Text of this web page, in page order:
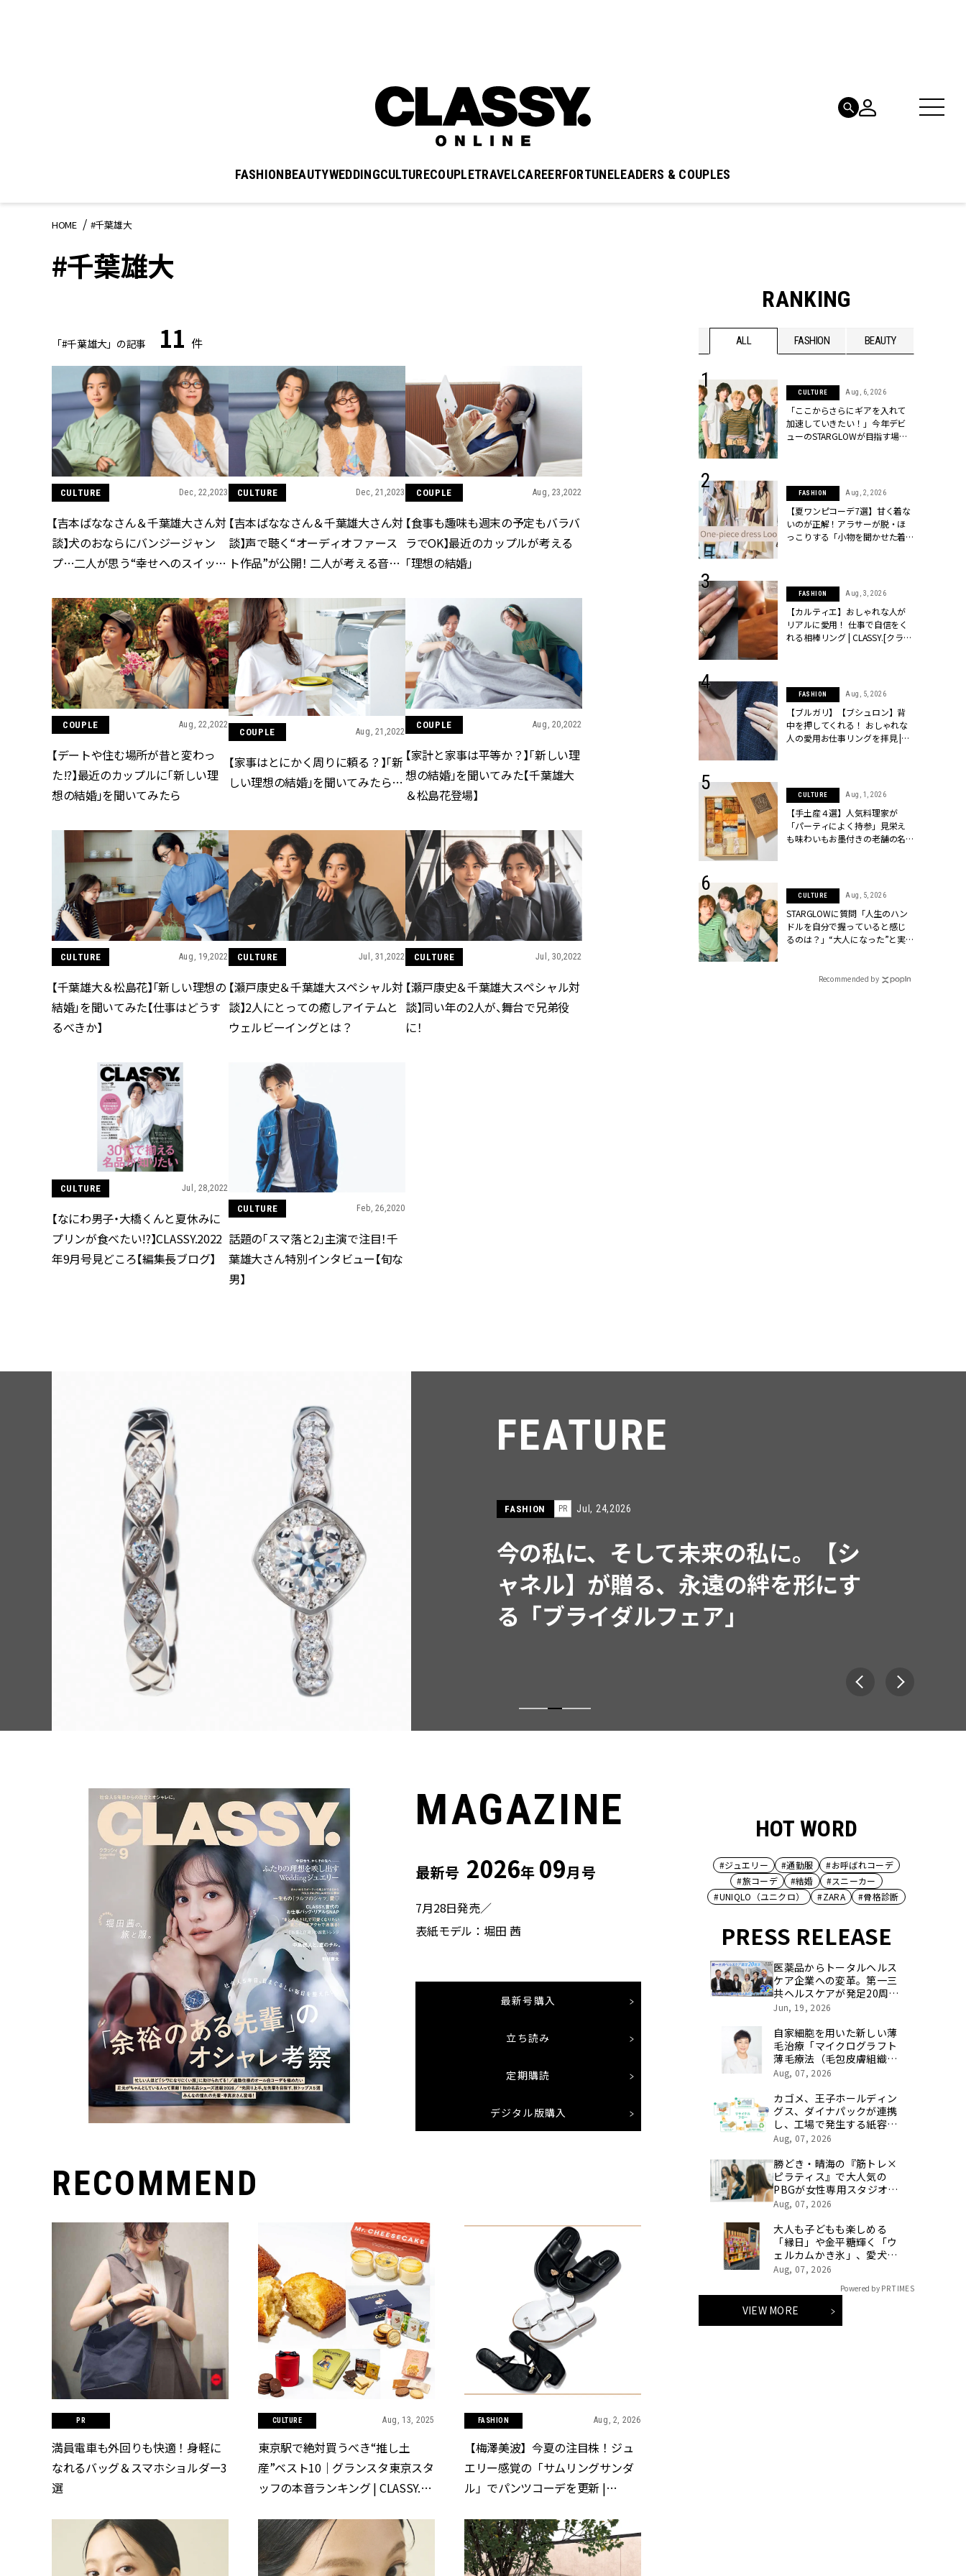
FASHIONBEAUTYWEDDINGCULTURECOUPLETRAVELCAREERFORTUNELEADERS & COUPLES
HOME #千葉雄大
#千葉雄大
「#千葉雄大」の記事 11 件
CULTURE Dec, 22,2023
【吉本ばななさん＆千葉雄大さん対
談】犬のおならにバンジージャン
プ…二人が思う“幸せへのスイッ
CULTURE Dec, 21,2023
【吉本ばななさん＆千葉雄大さん対
談】声で聴く“オーディオファース
ト作品”が公開！ 二人が考える音声
COUPLE Aug, 23,2022
【食事も趣味も週末の予定もバラバ
ラでOK】最近のカップルが考える
「理想の結婚」
COUPLE Aug, 22,2022
【デートや住む場所が昔と変わっ
た!?】最近のカップルに「新しい理
想の結婚」を聞いてみたら
COUPLE Aug, 21,2022
【家事はとにかく周りに頼る？】「新
しい理想の結婚」を聞いてみたら…
COUPLE Aug, 20,2022
【家計と家事は平等か？】「新しい理
想の結婚」を聞いてみた【千葉雄大
＆松島花登場】
CULTURE Aug, 19,2022
【千葉雄大＆松島花】「新しい理想の
結婚」を聞いてみた【仕事はどうす
るべきか】
CULTURE Jul, 31,2022
【瀬戸康史＆千葉雄大スペシャル対
談】2人にとっての癒しアイテムと
ウェルビーイングとは？
CULTURE Jul, 30,2022
【瀬戸康史＆千葉雄大スペシャル対
談】同い年の2人が、舞台で兄弟役
に！
CULTURE Jul, 28,2022
【なにわ男子・大橋くんと夏休みに
プリンが食べたい!?】CLASSY.2022
年9月号見どころ【編集長ブログ】
CULTURE Feb, 26,2020
話題の「スマ落と2」主演で注目！千
葉雄大さん特別インタビュー【旬な
男】
RANKING
ALL FASHION BEAUTY
BEAUTY Aug, 5, 2026
忙しい毎日に「うるおいター
ボ」を。新【SOFINA BASIC＋】
のお手入れでうるおってなめら
かな肌を目指す | CLASSY.[クラッ
シィ]
BEAUTY Aug, 6, 2026
ない！アラサーのまとめ髪が垢
抜ける「即戦力アクセ」たち |
CLASSY.[クラッシィ]
冷房・紫外線etc...「夏の隠れ乾
燥」を防ぐ【ベタつかない名品
クリーム】3選＜30代のベストコ
スメ＞ | CLASSY.[クラッシィ]
Nov, 17, 2025
【落ちない名品リップ10選】塗
り直しできない・皮むけしやす
いetc.悩みをクリア | CLASSY.[ク
Aug, 5, 2026
神コスメ３選 | CLASSY.[クラッシ
ィ]
BEAUTY Jul, 13, 2026
朝の“寝ぐせ直し”はもういらな
い！夜に仕込む「ヘアケア家
電」3選 | CLASSY.[クラッシィ]
存在感が際立つ！ポメラートの
目 | CLASSY.[クラッシィ]
正解！ | CLASSY.[クラッシィ]
WEDDING
【結婚指輪】人気ブランドのリ
ング22選｜20〜30代カップルの
ィ]
を『マリッジ』に選ぶ人増えて
ます！ | CLASSY.[クラッシィ]
“キャトル”で人気急上昇【ブシ
ュロン】の『ブライダルリン
グ』は普段使いもしやすい！ |
CLASSY.[クラッシィ]
CULTURE Aug, 6, 2026
「ここからさらにギアを入れて
加速していきたい！」今年デビ
ューのSTARGLOWが目指す場所
FASHION Aug, 2, 2026
【夏ワンピコーデ7選】甘く着な
いのが正解！アラサーが脱・ほ
っこりする「小物を聞かせた着
FASHION Aug, 3, 2026
【カルティエ】おしゃれな人が
リアルに愛用！ 仕事で自信をく
れる相棒リング | CLASSY.[クラッ
FASHION Aug, 5, 2026
【ブルガリ】【ブシュロン】背
中を押してくれる！ おしゃれな
人の愛用お仕事リングを拝見 |
CULTURE Aug, 1, 2026
【手土産４選】人気料理家が
「パーティによく持参」見栄え
も味わいもお墨付きの老舗の名
CULTURE Aug, 5, 2026
STARGLOWに質問「人生のハン
ドルを自分で握っていると感じ
るのは？」“大️人になった”と実
CLASSY.[クラッシィ]
Recommended by
FEATURE
FASHION PR Jul, 24,2026
今の私に、そして未来の私に。【シ
ャネル】が贈る、永遠の絆を形にす
る「ブライダルフェア」
MAGAZINE
最新号 2026年 09月号
7月28日発売／
表紙モデル：堀田 茜
最新号購入
立ち読み
定期購読
デジタル版購入
RECOMMEND
満員電車も外回りも快適！身軽に
なれるバッグ＆スマホショルダー3
選
CULTURE Aug, 13, 2025
東京駅で絶対買うべき“推し土
産”ベスト10｜グランスタ東京スタ
ッフの本音ランキング | CLASSY.
FASHION Aug, 2, 2026
【梅澤美波】今夏の注目株！ジュ
エリー感覚の「サムリングサンダ
ル」でパンツコーデを更新 |
HOT WORD
#ジュエリー #通勤服
#お呼ばれコーデ
#旅コーデ
#結婚
#スニーカー
#UNIQLO（ユニクロ）
#ZARA #骨格診断
PRESS RELEASE
医薬品からトータルヘルス
ケア企業への変革。第一三
共ヘルスケアが発足20周年
を記念し、製品開発・新カ
合時のエピソードを社員の
想いとともに振り返る特別
映像を公開！
Jun, 19, 2026
自家細胞を用いた新しい薄
毛治療「マイクログラフト
薄毛療法（毛包皮膚組織移
植法）」提供開始のお知ら
会 青山エルクリニック】
Aug, 07, 2026
カゴメ、王子ホールディン
グス、ダイナパックが連携
し、工場で発生する紙容器
損紙を段ボールへ再資源化
Aug, 07, 2026
勝どき・晴海の『筋トレ×
ピラティス』で大人気の
PBGが女性専用スタジオ
（２号店）を開店。
Aug, 07, 2026
大人も子どもも楽しめる
「縁日」や金平糖輝く「ウ
ェルカムかき氷」、愛犬用
「プライベートプール」で
Aug, 07, 2026
Powered by PR TIMES
VIEW MORE